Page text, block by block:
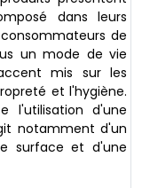
dans leurs
de
un mode de vie
mis sur les
et l'hygiène.
l'utilisation d'une
notamment d'un
surface et d'une